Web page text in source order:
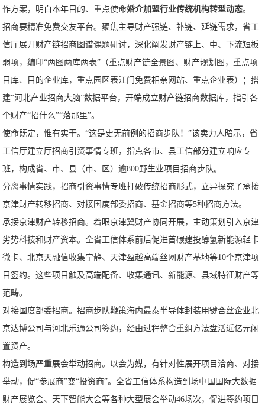
作方案，明白本年目的、重点使命婚介加盟行业传统机构转型动态。
招商要精准免费交友平台。聚焦主导财产强链、补链、延链需求，省工
信厅展开财产链招商图谱课题研讨，深化阐发财产链上、中、下流短板
弱项，编印“两图两库两表”（重点财产链全景图、财产规划图，重点项
目库、目的企业库，重点园区表江门免费相亲网站、重点企业表）；搭
建“河北产业招商大脑”数据平台，开端成立财产链招商数据库，指引各
个财产“招什么”“落那里”。
使命既定，惟有实干。“这是史无前例的招商步队！”该卖力人暗示，省
工信厅建立厅招商引资事情专班，指点各市、县工信部分建立响应专
班，构成省、市、县（市、区）逾800野生业项目招商步队。
分离事情实践，招商引资事情专班打破传统招商形式，立异探究了承接
京津财产转移招商、对接国度部委招商、基金招商等5种招商方法。
承接京津财产转移招商。着眼京津冀财产协同开展，主动策划引入京津
劣势科技和财产资本。全省工信体系前后促进首碳建投醇氢新能源轻卡
微卡、北京天融信收集宁静、天津盈越高端丝网财产基地等10个京津项
目签约。这些项目触及高端配备、收集通讯、新能源、县域特征财产等
范畴。
对接国度部委招商。招商步队鞭策海内最泰半导体封装用键合丝企业北
京达博公司与河北乐通公司签约，经由过程整合重组方法盘活近亿元闲
置资产。
构造到场严重展会举动招商。以会为媒，有针对性展开项目洽商、对接
举动，促“参展商”变“投资商”。全省工信体系构造到场中国国际大数据
财产展览会、天下智能大会等各种大型展会举动46场次，促进签约项目